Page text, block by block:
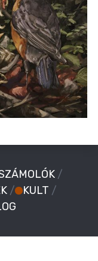
/
/ KULT /